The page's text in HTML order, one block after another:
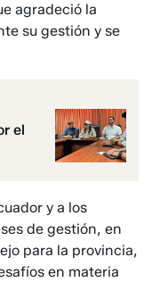
agradeció la
su gestión y se
el
y a los
de gestión, en
para la provincia,
en materia